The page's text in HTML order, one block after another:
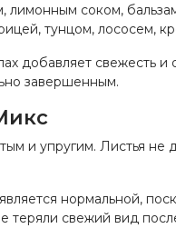
соком,
тунцом, лососем,
добавляет
завершенным.
и упругим. Листья
нормальной,
свежий вид